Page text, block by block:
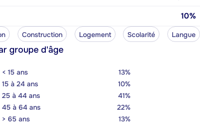
10%
Construction Logement Scolarité Langue
groupe d'âge
< 15 ans
13%
15 à 24 ans
10%
25 à 44 ans
41%
45 à 64 ans
22%
> 65 ans
13%